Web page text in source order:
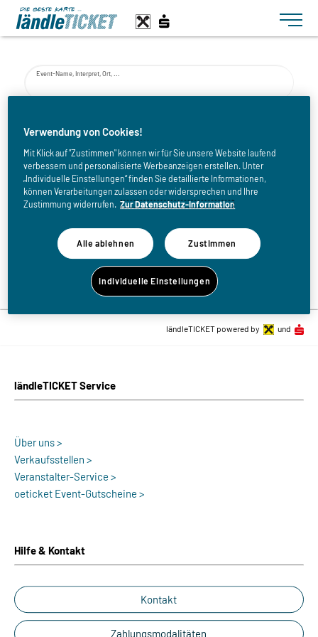
Toggle
Event-Name, Interpret, Ort, ...
bis
Zurück zur Eventliste
ländleTICKET Service
Über uns >
Verkaufsstellen >
Veranstalter-Service >
oeticket Event-Gutscheine >
Hilfe & Kontakt
Kontakt
Zahlungsmodalitäten
ländleTICKET powered by und
Verwendung von Cookies!
Mit Klick auf "Zustimmen" können wir für Sie unsere Website laufend
verbessern und personalisierte Werbeanzeigen erstellen. Unter
„Individuelle Einstellungen“ finden Sie detaillierte Informationen,
können Verarbeitungen zulassen oder widersprechen und Ihre
Zustimmung widerrufen. Zur Datenschutz-Information
Alle ablehnen Zustimmen
Individuelle Einstellungen